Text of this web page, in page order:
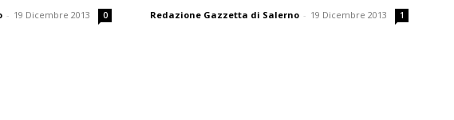
- 19 Dicembre 2013 0 Redazione Gazzetta di Salerno - 19 Dicembre 2013 1